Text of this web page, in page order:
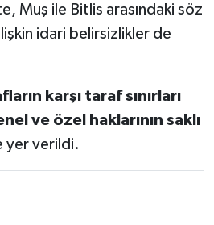
Muş ile Bitlis arasındaki söz
ilişkin idari belirsizlikler de
karşı taraf sınırları
ve özel haklarının saklı
yer verildi.